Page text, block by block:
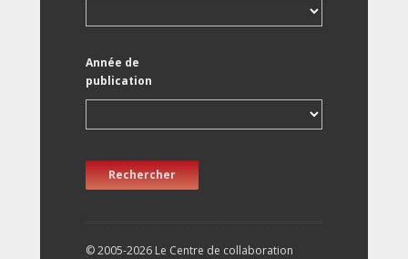
Année de
publication
Rechercher
© 2005-2026 Le Centre de collaboration